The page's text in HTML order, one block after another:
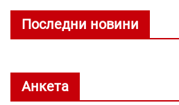
Последни новини
Анкета